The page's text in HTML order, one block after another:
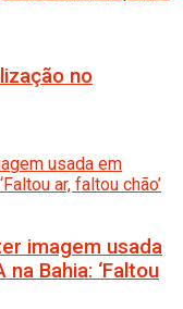
no
imagem usada
Bahia: ‘Faltou